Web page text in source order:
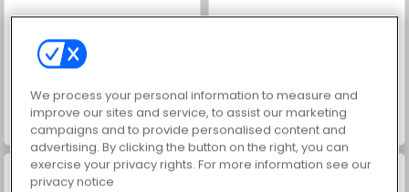
VegaMix Da Vinci Puzzles Hidden Object: Street of Secrets
We process your personal information to measure and
improve our sites and service, to assist our marketing
campaigns and to provide personalised content and
advertising. By clicking the button on the right, you can
exercise your privacy rights. For more information see our
privacy notice